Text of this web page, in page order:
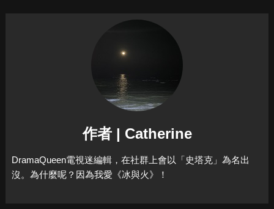
作者 | Catherine
DramaQueen電視迷編輯，在社群上會以「史塔克」為名出
沒。為什麼呢？因為我愛《冰與火》！